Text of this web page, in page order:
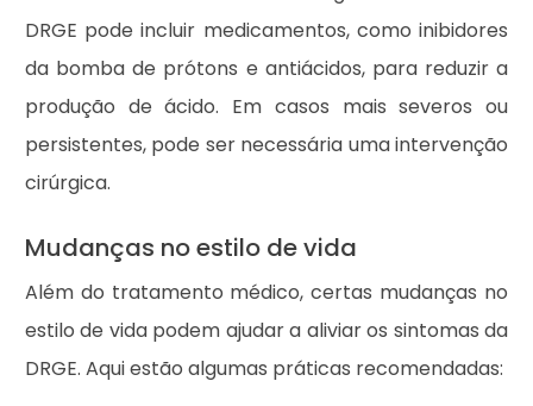
DRGE pode incluir medicamentos, como inibidores
da bomba de prótons e antiácidos, para reduzir a
produção de ácido. Em casos mais severos ou
persistentes, pode ser necessária uma intervenção
cirúrgica.
Mudanças no estilo de vida
Além do tratamento médico, certas mudanças no
estilo de vida podem ajudar a aliviar os sintomas da
DRGE. Aqui estão algumas práticas recomendadas: